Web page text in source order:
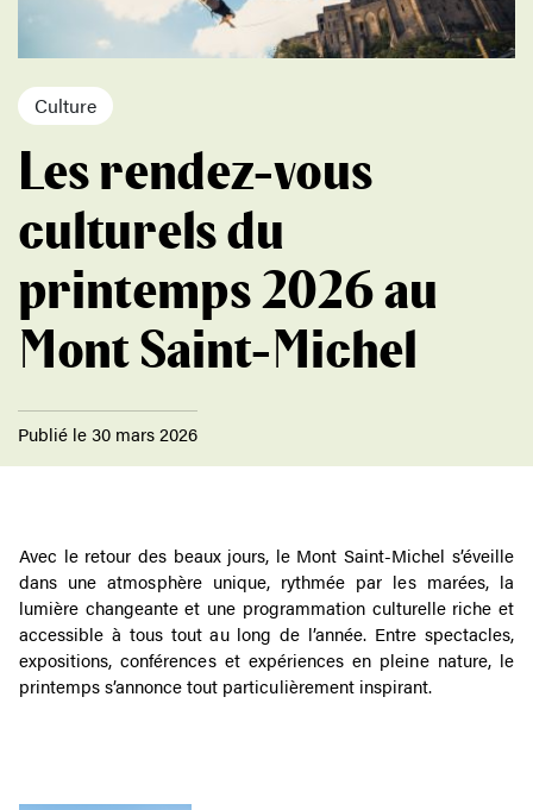
Culture
Les rendez-vous
culturels du
printemps 2026 au
Mont Saint-Michel
Publié le 30 mars 2026
Avec le retour des beaux jours, le Mont Saint-Michel s’éveille
dans une atmosphère unique, rythmée par les marées, la
lumière changeante et une programmation culturelle riche et
accessible à tous tout au long de l’année. Entre spectacles,
expositions, conférences et expériences en pleine nature, le
printemps s’annonce tout particulièrement inspirant.